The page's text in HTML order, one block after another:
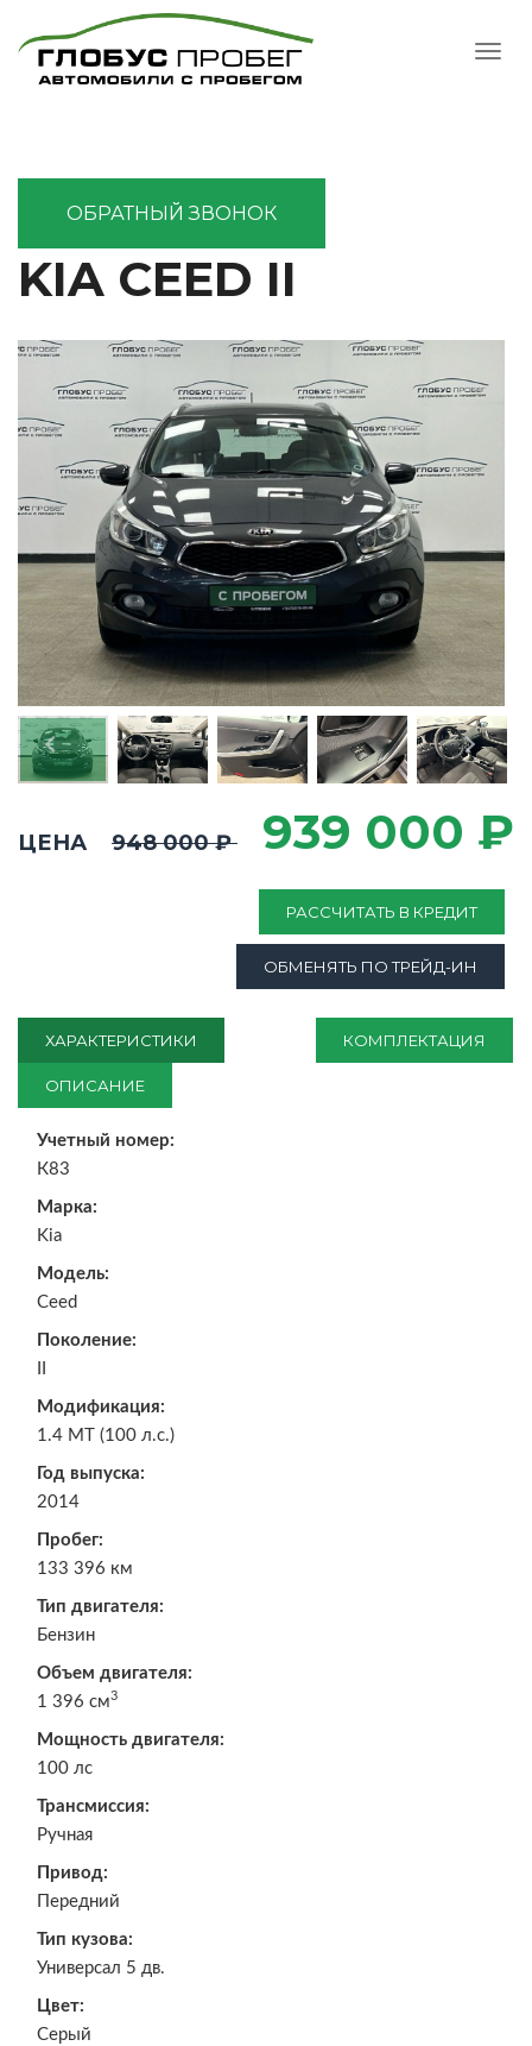
ОБРАТНЫЙ ЗВОНОК
KIA CEED II
ХАРАКТЕРИСТИКИ КОМПЛЕКТАЦИЯ
ОПИСАНИЕ
Учетный номер:
К83
Марка:
Kia
Модель:
Ceed
Поколение:
Модификация:
1.4 MT (100 л.с.)
Год выпуска:
2014
Пробег:
133 396 км
Тип двигателя:
Бензин
Объем двигателя:
1 396 см3
Мощность двигателя:
100 лс
Трансмиссия:
Ручная
Привод:
Передний
Тип кузова:
Универсал 5 дв.
Цвет:
Серый
ЦЕНА 948 000 ₽ 939 000 ₽
РАССЧИТАТЬ В КРЕДИТ
ОБМЕНЯТЬ ПО ТРЕЙД-ИН